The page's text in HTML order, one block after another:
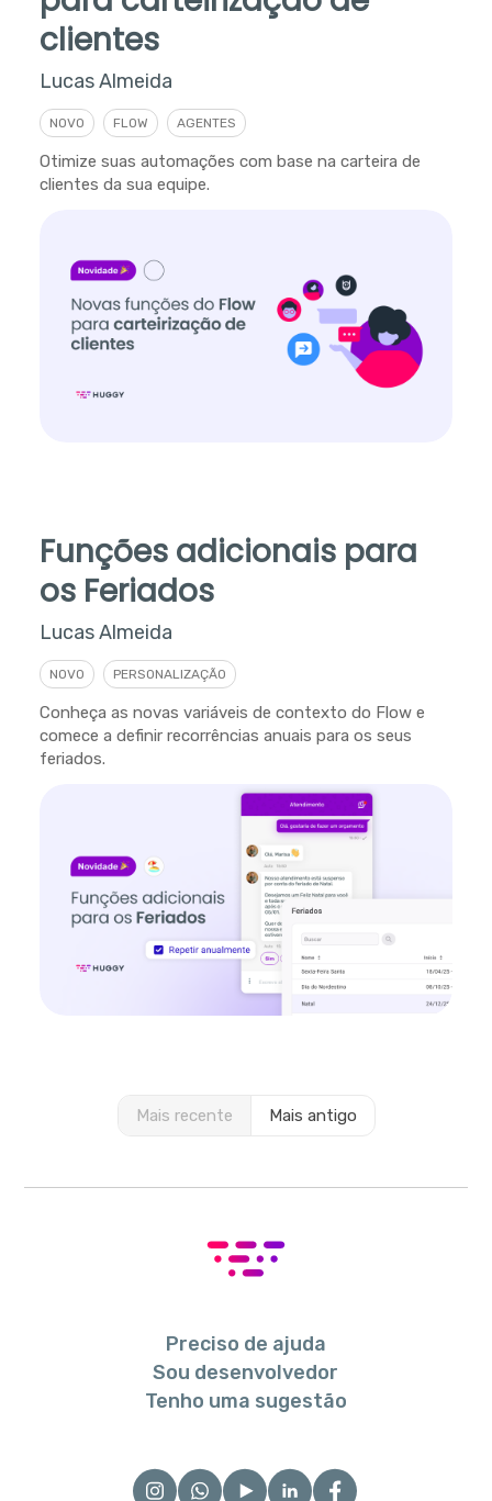
clientes
Lucas Almeida
NOVO FLOW AGENTES
Otimize suas automações com base na carteira de
clientes da sua equipe.
Funções adicionais para
os Feriados
Lucas Almeida
NOVO PERSONALIZAÇÃO
Conheça as novas variáveis de contexto do Flow e
comece a definir recorrências anuais para os seus
feriados.
Mais recente Mais antigo
Preciso de ajuda
Sou desenvolvedor
Tenho uma sugestão